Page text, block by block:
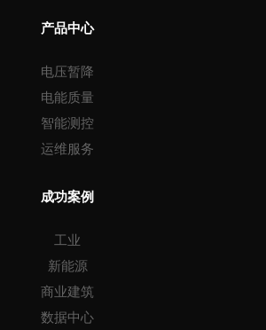
产品中心
电压暂降
电能质量
智能测控
运维服务
成功案例
工业
新能源
商业建筑
数据中心